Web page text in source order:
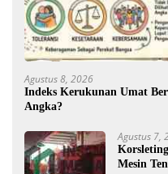
Agustus 8, 2026
Indeks Kerukunan Umat
Angka?
Agustus 7,
Mesin